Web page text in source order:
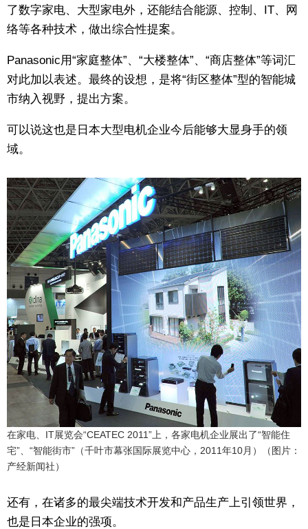
了数字家电、大型家电外，还能结合能源、控制、IT、网
络等各种技术，做出综合性提案。
Panasonic用“家庭整体”、“大楼整体”、“商店整体”等词汇
对此加以表述。最终的设想，是将“街区整体”型的智能城
市纳入视野，提出方案。
可以说这也是日本大型电机企业今后能够大显身手的领
域。
在家电、IT展览会“CEATEC 2011”上，各家电机企业展出了“智能住
宅”、“智能街市”（千叶市幕张国际展览中心，2011年10月）（图片：
产经新闻社）
还有，在诸多的最尖端技术开发和产品生产上引领世界，
也是日本企业的强项。